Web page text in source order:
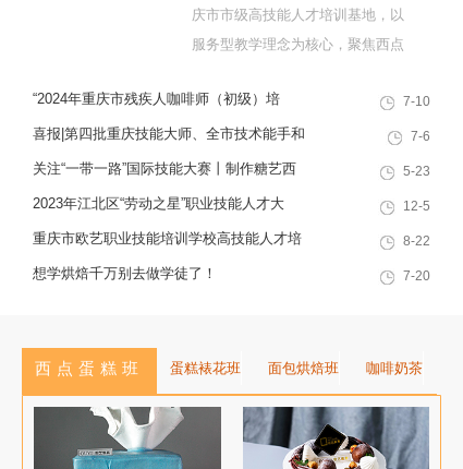
庆市市级高技能人才培训基地，以
服务型教学理念为核心，聚焦西点
十余载，致力于培养兼具社会责任
感与创新思维的复合型行业高技能
人才，是集技能培训、证书认定、
“2024年重庆市残疾人咖啡师（初级）培
训”职业技能提升计划活动
7-10
喜报|第四批重庆技能大师、全市技术能手和
巴渝青年技能之星名单出炉，重庆欧艺职业
技能培训学校技能人才榜上有名！
7-6
关注“一带一路”国际技能大赛丨制作糖艺西
点，看手艺更考验审美
5-23
2023年江北区“劳动之星”职业技能人才大
赛，我校选手荣获互联网营销师第一名
12-5
重庆市欧艺职业技能培训学校高技能人才培
训基地建设专家指导会会议简报
8-22
想学烘焙千万别去做学徒了！ 7-20
西点蛋糕班 蛋糕裱花班 面包烘焙班 咖啡奶茶